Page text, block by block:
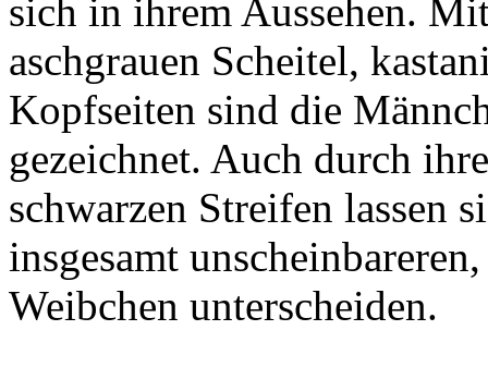
sich in ihrem Aussehen.
aschgrauen Scheitel,
Kopfseiten sind die
gezeichnet. Auch durch
schwarzen Streifen lassen
insgesamt
Weibchen unterscheiden.